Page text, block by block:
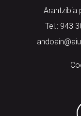
Arantzibia
Tel.: 943